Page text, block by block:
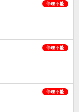
修理不能
修理不能
修理不能